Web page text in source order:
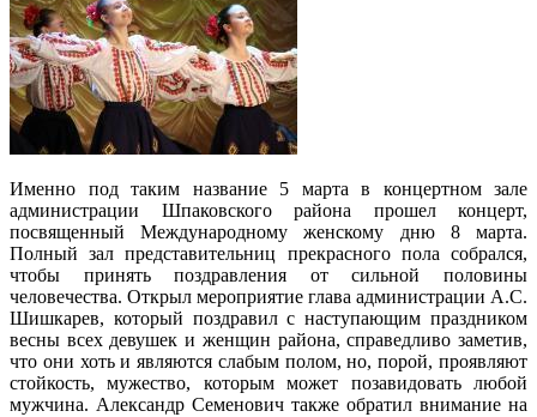
Именно под таким название 5 марта в концертном зале
администрации Шпаковского района прошел концерт,
посвященный Международному женскому дню 8 марта.
Полный зал представительниц прекрасного пола собрался,
чтобы принять поздравления от сильной половины
человечества. Открыл мероприятие глава администрации А.С.
Шишкарев, который поздравил с наступающим праздником
весны всех девушек и женщин района, справедливо заметив,
что они хоть и являются слабым полом, но, порой, проявляют
стойкость, мужество, которым может позавидовать любой
мужчина. Александр Семенович также обратил внимание на